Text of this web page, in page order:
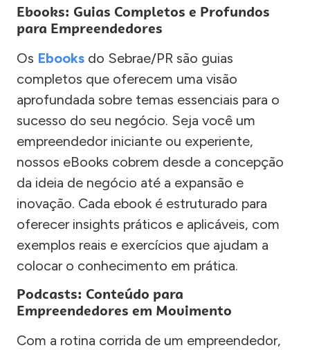
Ebooks: Guias Completos e Profundos
para Empreendedores
Os Ebooks do Sebrae/PR são guias
completos que oferecem uma visão
aprofundada sobre temas essenciais para o
sucesso do seu negócio. Seja você um
empreendedor iniciante ou experiente,
nossos eBooks cobrem desde a concepção
da ideia de negócio até a expansão e
inovação. Cada ebook é estruturado para
oferecer insights práticos e aplicáveis, com
exemplos reais e exercícios que ajudam a
colocar o conhecimento em prática.
Podcasts: Conteúdo para
Empreendedores em Movimento
Com a rotina corrida de um empreendedor,